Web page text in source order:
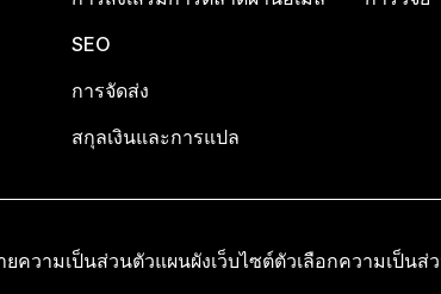
SEO
การจัดส่ง
สกุลเงินและการแปล
ยความเป็นส่วนตัวแผนผังเว็บไซต์ตัวเลือกความเป็น